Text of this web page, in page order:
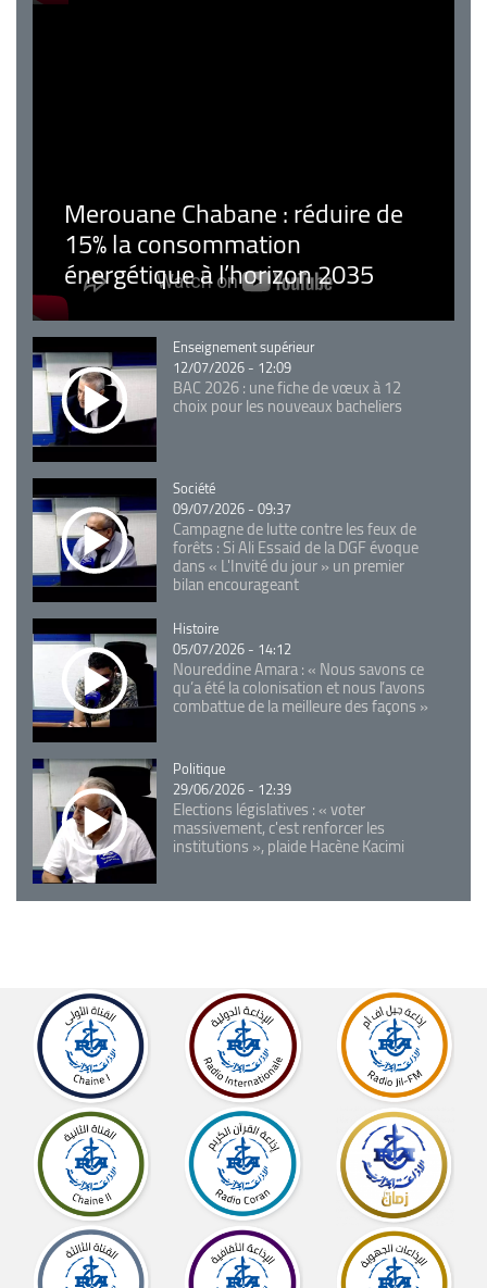
Merouane Chabane : réduire de
15% la consommation
énergétique à l’horizon 2035
Catégorie
Enseignement supérieur
12/07/2026 - 12:09
BAC 2026 : une fiche de vœux à 12
choix pour les nouveaux bacheliers
Catégorie
Société
09/07/2026 - 09:37
Campagne de lutte contre les feux de
forêts : Si Ali Essaid de la DGF évoque
dans « L'Invité du jour » un premier
bilan encourageant
Catégorie
Histoire
05/07/2026 - 14:12
Noureddine Amara : « Nous savons ce
qu’a été la colonisation et nous l’avons
combattue de la meilleure des façons »
Catégorie
Politique
29/06/2026 - 12:39
Elections législatives : « voter
massivement, c'est renforcer les
institutions », plaide Hacène Kacimi